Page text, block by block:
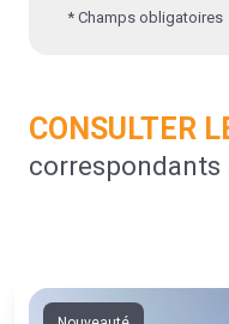
* Champs obligatoires
CONSULTER
correspondants